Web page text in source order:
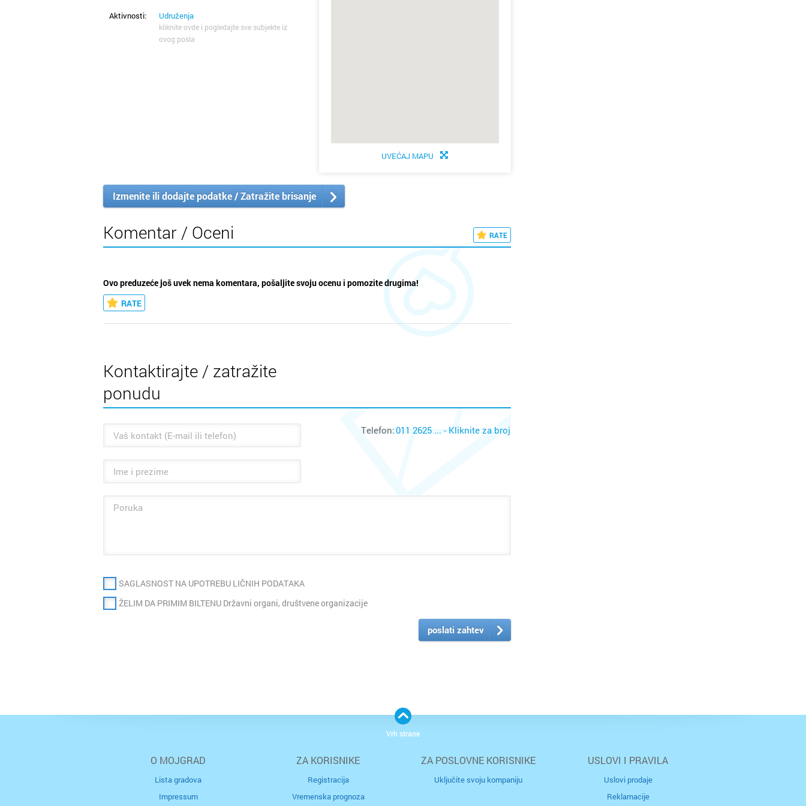
Aktivnosti: Udruženja
kliknite ovde i pogledajte sve subjekte iz
ovog posla
UVEĆAJ MAPU
Izmenite ili dodajte podatke / Zatražite brisanje
Komentar / Oceni RATE
Ovo preduzeće još uvek nema komentara, pošaljite svoju ocenu i pomozite drugima!
RATE
Kontaktirajte / zatražite
ponudu
Telefon:011 2625 ... - Kliknite za broj
SAGLASNOST NA UPOTREBU LIČNIH PODATAKA
ŽELIM DA PRIMIM BILTENU Državni organi, društvene organizacije
poslati zahtev
O MOJGRAD
Lista gradova
Impressum
ZA KORISNIKE
Registracija
Vremenska prognoza
ZA POSLOVNE KORISNIKE
Uključite svoju kompaniju
USLOVI I PRAVILA
Uslovi prodaje
Reklamacije
Vrh strane